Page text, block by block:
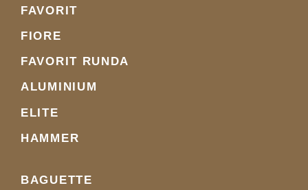
FAVORIT
FIORE
FAVORIT RUNDA
ALUMINIUM
ELITE
HAMMER
BAGUETTE